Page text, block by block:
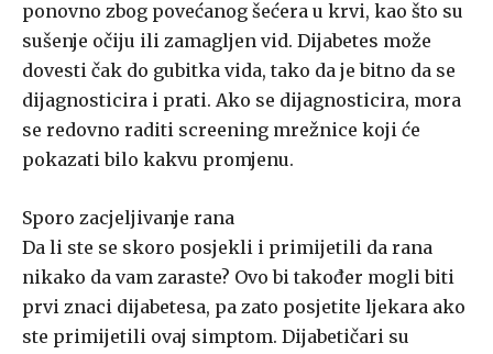
ponovno zbog povećanog šećera u krvi, kao što su
sušenje očiju ili zamagljen vid. Dijabetes može
dovesti čak do gubitka vida, tako da je bitno da se
dijagnosticira i prati. Ako se dijagnosticira, mora
se redovno raditi screening mrežnice koji će
pokazati bilo kakvu promjenu.
Sporo zacjeljivanje rana
Da li ste se skoro posjekli i primijetili da rana
nikako da vam zaraste? Ovo bi također mogli biti
prvi znaci dijabetesa, pa zato posjetite ljekara ako
ste primijetili ovaj simptom. Dijabetičari su